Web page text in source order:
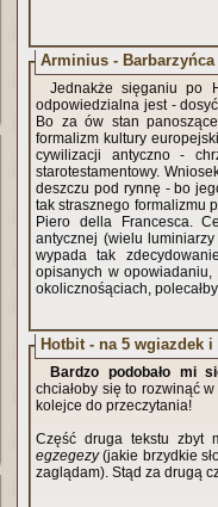
Arminius -
Jednakże sięganiu po
odpowiedzialna jest -
Bo za ów stan
formalizm kultury
cywilizacji antyczno -
starotestamentowy.
deszczu pod rynnę - bo
tak strasznego formalizmu
Piero della Francesca.
antycznej (wielu
wypada tak
opisanych w
okolicznośąciach,
Hotbit - na 5 wgiazdek i
Bardzo podobało mi
chciałoby się to rozwinąć
kolejce do przeczytania!
Część druga tekstu zbyt
egzegezy(jakie brzydkie
zaglądam). Stąd za drugą